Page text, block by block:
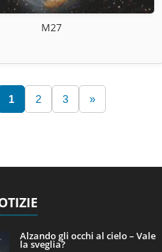
M27
1 2 3 »
Alzando gli occhi al cielo – Vale
la sveglia?